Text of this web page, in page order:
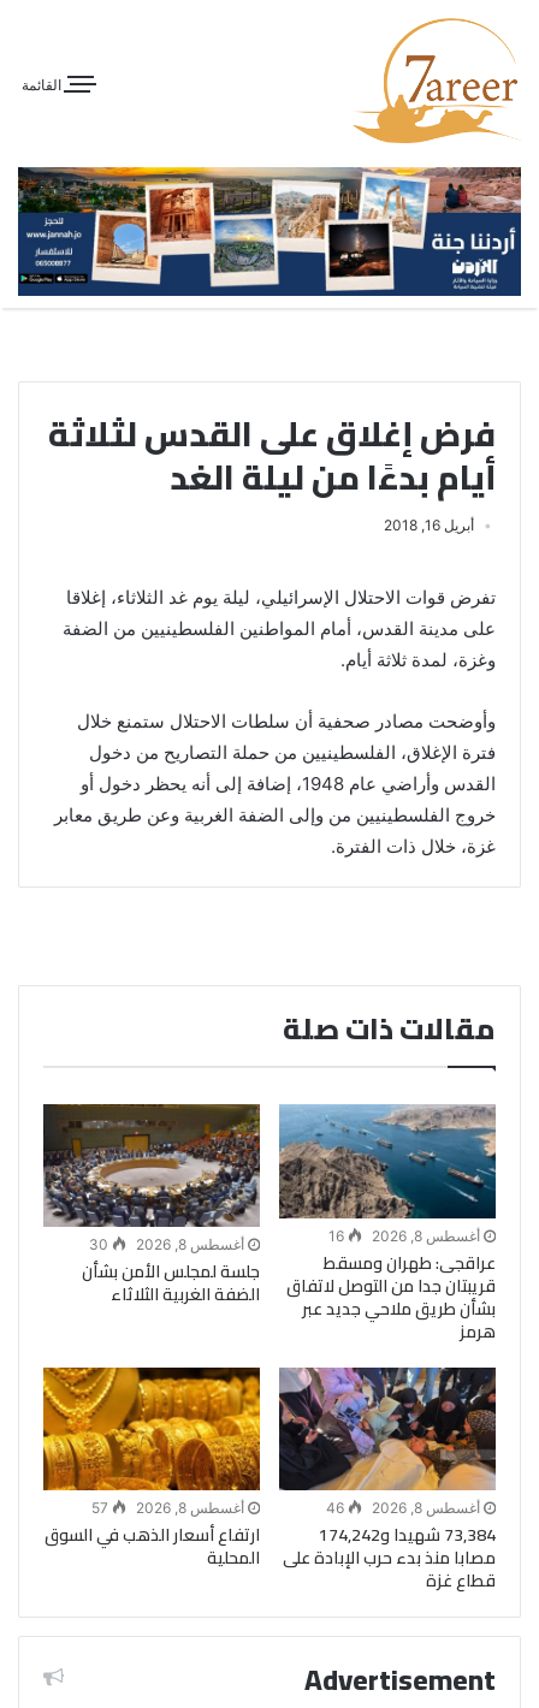
القائمة
فرض إغلاق على القدس لثلاثة
أيام بدءًا من ليلة الغد
أبريل 16, 2018
تفرض قوات الاحتلال الإسرائيلي، ليلة يوم غد الثلاثاء، إغلاقا
على مدينة القدس، أمام المواطنين الفلسطينيين من الضفة
وغزة، لمدة ثلاثة أيام.
وأوضحت مصادر صحفية أن سلطات الاحتلال ستمنع خلال
فترة الإغلاق، الفلسطينيين من حملة التصاريح من دخول
القدس وأراضي عام 1948، إضافة إلى أنه يحظر دخول أو
خروج الفلسطينيين من وإلى الضفة الغربية وعن طريق معابر
غزة، خلال ذات الفترة.
مقالات ذات صلة
أغسطس 8, 2026 16
عراقجى: طهران ومسقط
قريبتان جدا من التوصل لاتفاق
بشأن طريق ملاحي جديد عبر
هرمز
أغسطس 8, 2026 30
جلسة لمجلس الأمن بشأن
الضفة الغربية الثلاثاء
أغسطس 8, 2026 46
73,384 شهيدا و174,242
مصابا منذ بدء حرب الإبادة على
قطاع غزة
أغسطس 8, 2026 57
ارتفاع أسعار الذهب في السوق
المحلية
Advertisement